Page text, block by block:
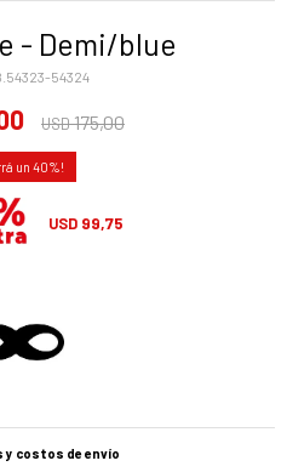
- Demi/blue
54324
USD175,00
40
USD 99,75
y costos de envío